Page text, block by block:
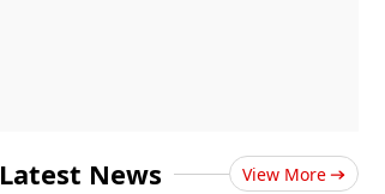
Latest News View More